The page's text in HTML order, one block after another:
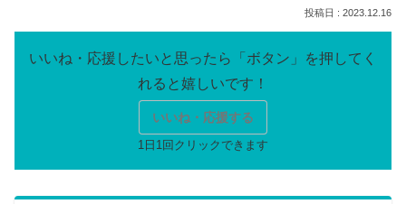
2023.12.16
いいね・応援する